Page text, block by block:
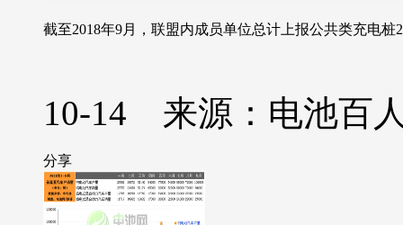
截至2018年9月，联盟内成员单位总计上报公共类充电
10-14 来源：电池百
分享